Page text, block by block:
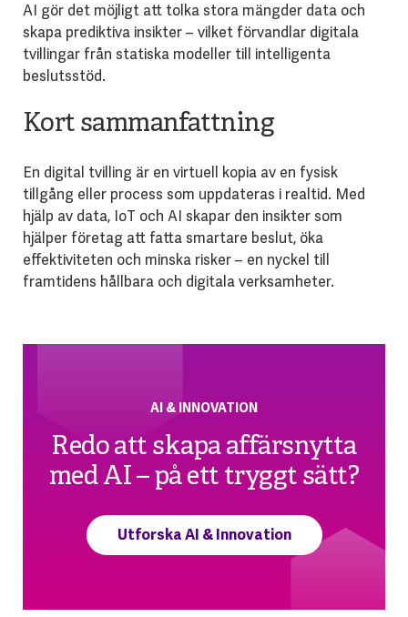
AI gör det möjligt att tolka stora mängder data och
skapa prediktiva insikter – vilket förvandlar digitala
tvillingar från statiska modeller till intelligenta
beslutsstöd.
Kort sammanfattning
En digital tvilling är en virtuell kopia av en fysisk
tillgång eller process som uppdateras i realtid. Med
hjälp av data, IoT och AI skapar den insikter som
hjälper företag att fatta smartare beslut, öka
effektiviteten och minska risker – en nyckel till
framtidens hållbara och digitala verksamheter.
AI & INNOVATION
Redo att skapa affärsnytta
med AI – på ett tryggt sätt?
Utforska AI & Innovation